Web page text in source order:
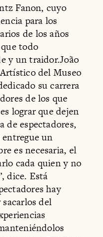
Fanon, cuyo
para los
de los años
todo
y un traidor.João
del Museo
su carrera
de los que
lograr que dejen
de espectadores,
un
es necesaria, el
cada quien y no
dice. Está
hay
del